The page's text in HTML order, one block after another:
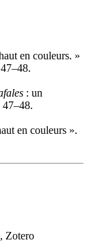
en couleurs. »
: un
47–48.
en couleurs ».
Zotero